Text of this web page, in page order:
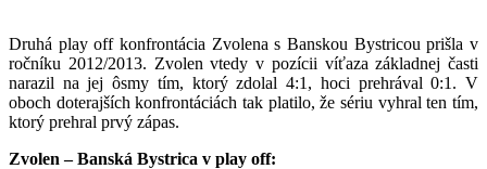
Druhá play off konfrontácia Zvolena s Banskou Bystricou prišla v
ročníku 2012/2013. Zvolen vtedy v pozícii víťaza základnej časti
narazil na jej ôsmy tím, ktorý zdolal 4:1, hoci prehrával 0:1. V
oboch doterajších konfrontáciách tak platilo, že sériu vyhral ten tím,
ktorý prehral prvý zápas.
Zvolen – Banská Bystrica v play off: